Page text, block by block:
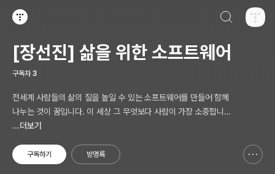
[장선진] 삶을 위한 소프트웨어
구독자 3
전세계 사람들의 삶의 질을 높일 수 있는 소프트웨어를 만들어 함께
나누는 것이 꿈입니다. 이 세상 그 무엇보다 사람이 가장 소중합니다.
AI 시대의 새로운 Software 를 생각합니다.
...더보기
구독하기 방명록